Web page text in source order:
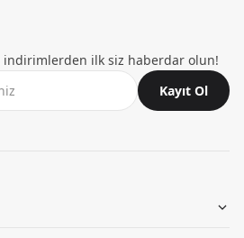
indirimlerden ilk siz haberdar olun!
Kayıt Ol